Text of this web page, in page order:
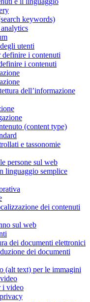
keywords)
utenti
definire i contenuti
i contenuti
dell’informazione
(content type)
e tassonomie
persone sul web
linguaggio semplice
dei contenuti
sul web
dei documenti elettronici
dei documenti
(alt text) per le immagini
i video